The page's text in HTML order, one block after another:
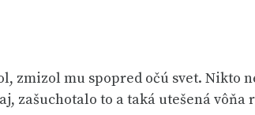
zmizol mu spopred očú svet. Nikto
to a taká utešená vôňa